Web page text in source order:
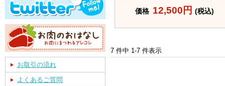
お取引の流れ
よくあるご質問
価格 12,500円 (税込)
7 件中 1-7 件表示